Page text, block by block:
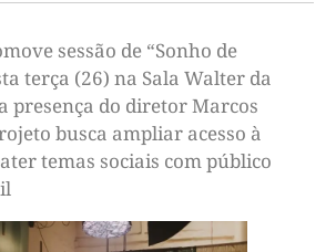
sessão de “Sonho de
terça (26) na Sala Walter da
presença do diretor Marcos
busca ampliar acesso à
temas sociais com público